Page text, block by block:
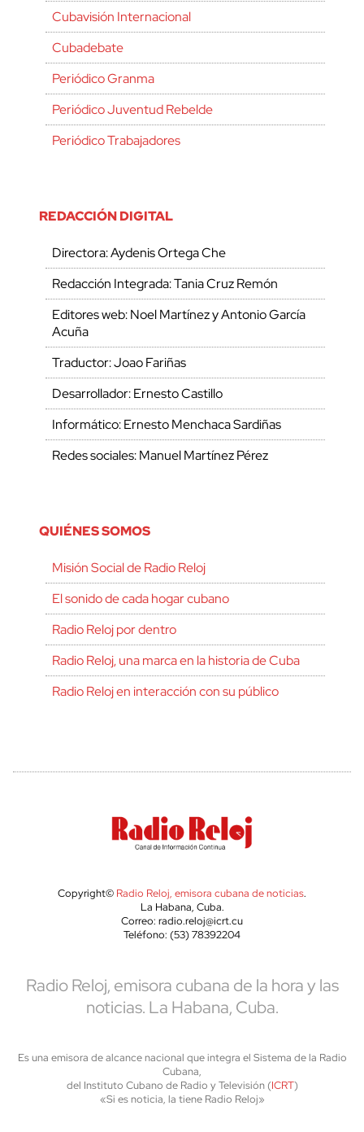
Cubavisión Internacional
Cubadebate
Periódico Granma
Periódico Juventud Rebelde
Periódico Trabajadores
REDACCIÓN DIGITAL
Directora: Aydenis Ortega Che
Redacción Integrada: Tania Cruz Remón
Editores web: Noel Martínez y Antonio García
Acuña
Traductor: Joao Fariñas
Desarrollador: Ernesto Castillo
Informático: Ernesto Menchaca Sardiñas
Redes sociales: Manuel Martínez Pérez
QUIÉNES SOMOS
Misión Social de Radio Reloj
El sonido de cada hogar cubano
Radio Reloj por dentro
Radio Reloj, una marca en la historia de Cuba
Radio Reloj en interacción con su público
Copyright© Radio Reloj, emisora cubana de noticias.
La Habana, Cuba.
Correo: radio.reloj@icrt.cu
Teléfono: (53) 78392204
Radio Reloj, emisora cubana de la hora y las
noticias. La Habana, Cuba.
Es una emisora de alcance nacional que integra el Sistema de la Radio
Cubana,
del Instituto Cubano de Radio y Televisión (ICRT)
«Si es noticia, la tiene Radio Reloj»